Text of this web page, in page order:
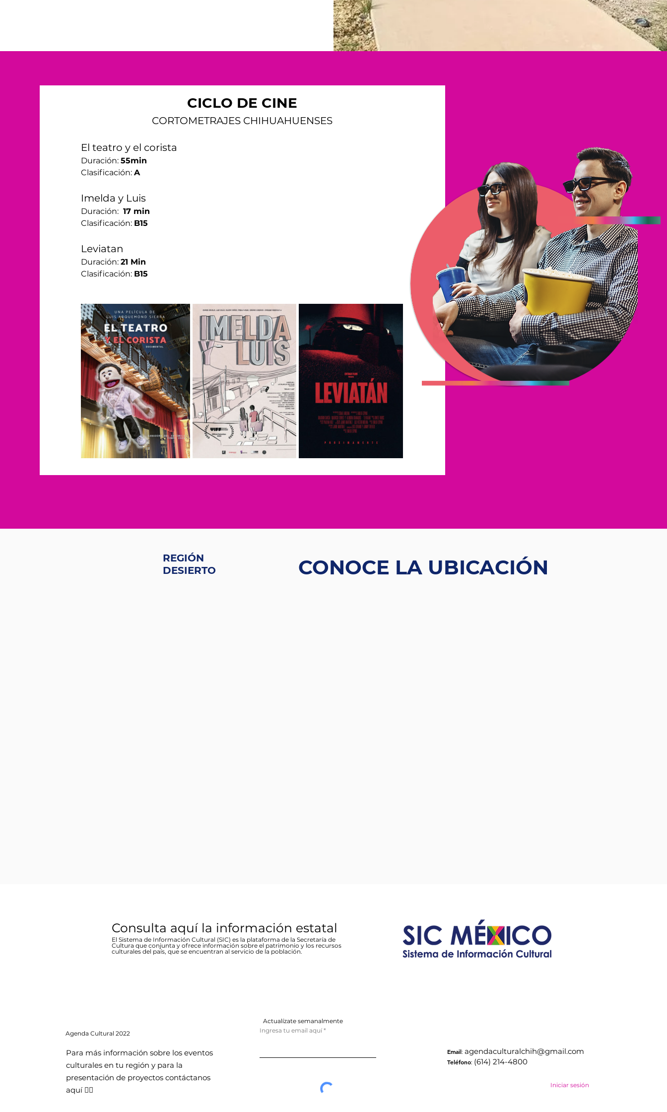
CICLO DE CINE
CORTOMETRAJES CHIHUAHUENSES
El teatro y el corista
Duración: 55min
Clasificación: A
Imelda y Luis
Duración: 17 min
Clasificación: B15
Leviatan
Duración: 21 Min
Clasificación: B15
REGIÓN
DESIERTO
CONOCE LA UBICACIÓN
Consulta aquí la información estatal
El Sistema de Información Cultural (SIC) es la plataforma de la Secretaría de
Cultura que conjunta y ofrece información sobre el patrimonio y los recursos
culturales del país, que se encuentran al servicio de la población.
AgendaCultural 2022
Para más información sobre los eventos
culturales en tu región y para la
presentación de proyectos contáctanos
aquí 👇🏻
Actualízate semanalmente
Ingresa tu email aquí
Iniciar sesión
Email:agendaculturalchih@gmail.com
Teléfono: (614) 214-4800